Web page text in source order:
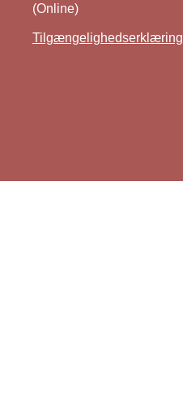
(Online)
Tilgængelighedserklæring